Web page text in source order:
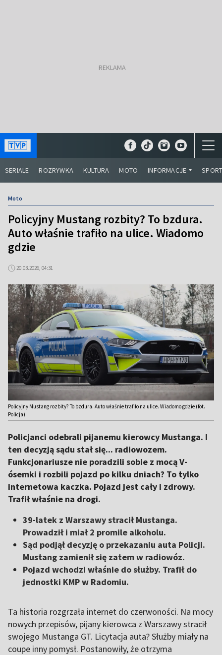
SERIALE ROZRYWKA KULTURA MOTO INFORMACJE
Moto
Policyjny Mustang rozbity? To bzdura.
Auto właśnie trafiło na ulice. Wiadomo
gdzie
20.03.2026, 04:31
Policyjny Mustang rozbity? To bzdura. Auto właśnie trafiło na ulice. Wiadomo gdzie (fot.
Policja)
Policjanci odebrali pijanemu kierowcy Mustanga. I
ten decyzją sądu stał się... radiowozem.
Funkcjonariusze nie poradzili sobie z mocą V-
ósemki i rozbili pojazd po kilku dniach? To tylko
internetowa kaczka. Pojazd jest cały i zdrowy.
Trafił właśnie na drogi.
39-latek z Warszawy stracił Mustanga.
Prowadził i miał 2 promile alkoholu.
Sąd podjął decyzję o przekazaniu auta Policji.
Mustang zamienił się zatem w radiowóz.
Pojazd wchodzi właśnie do służby. Trafił do
jednostki KMP w Radomiu.
Ta historia rozgrzała internet do czerwoności. Na mocy
nowych przepisów, pijany kierowca z Warszawy stracił
swojego Mustanga GT. Licytacja auta? Służby miały na
coupe inny pomysł. Postanowiły, że otrzyma